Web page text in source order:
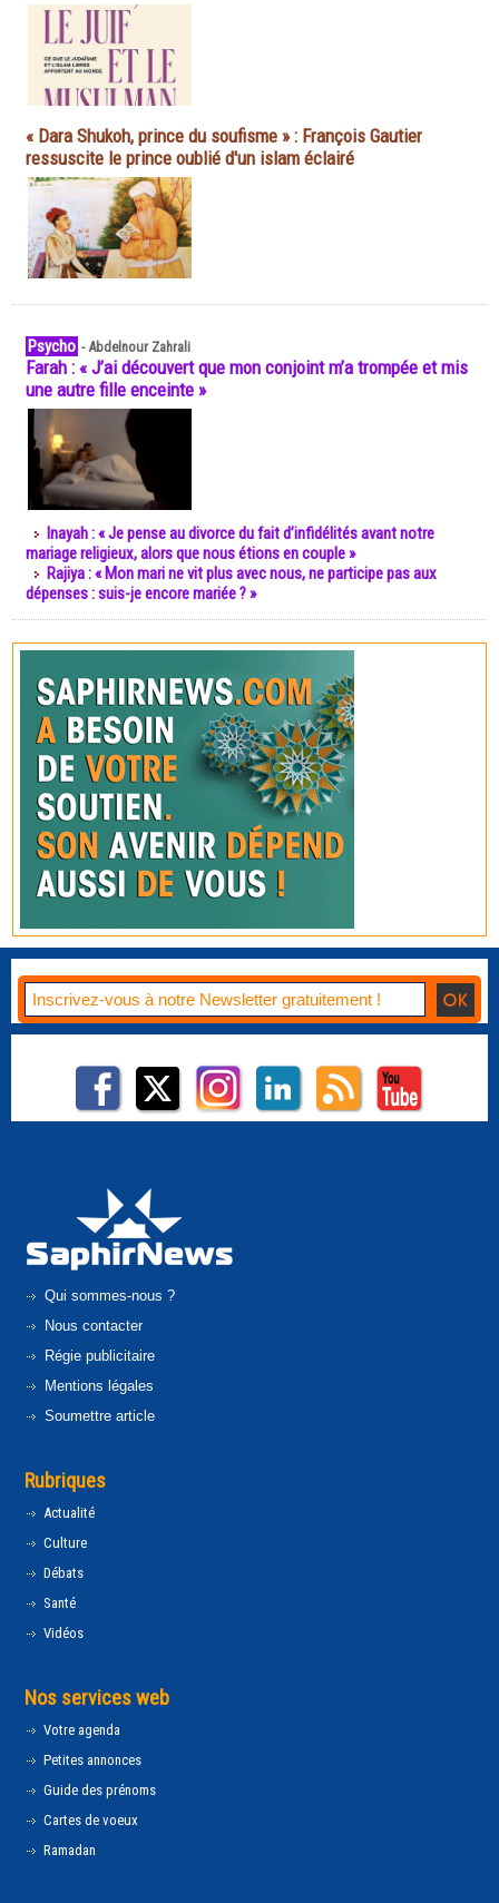
« Dara Shukoh, prince du soufisme » : François Gautier
ressuscite le prince oublié d'un islam éclairé
Psycho -Abdelnour Zahrali
Farah : « J’ai découvert que mon conjoint m’a trompée et mis
une autre fille enceinte »
Inayah : « Je pense au divorce du fait d’infidélités avant notre
mariage religieux, alors que nous étions en couple »
Rajiya : « Mon mari ne vit plus avec nous, ne participe pas aux
dépenses : suis-je encore mariée ? »
Qui sommes-nous ?
Nous contacter
Régie publicitaire
Mentions légales
Soumettre article
Rubriques
Actualité
Culture
Débats
Santé
Vidéos
Nos services web
Votre agenda
Petites annonces
Guide des prénoms
Cartes de voeux
Ramadan